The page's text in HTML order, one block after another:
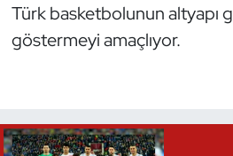
Türk basketbolunun altyapı
göstermeyi amaçlıyor.